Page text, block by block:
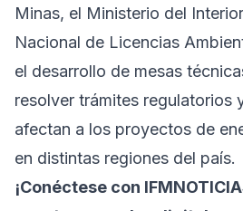
Minas, el Ministerio del
Nacional de Licencias
el desarrollo de mesas
resolver trámites regulatorios
afectan a los proyectos de
en distintas regiones del país.
¡Conéctese con